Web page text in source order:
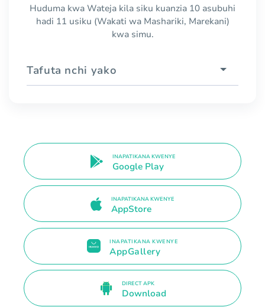
Huduma kwa Wateja kila siku kuanzia 10 asubuhi
hadi 11 usiku (Wakati wa Mashariki, Marekani)
kwa simu.
Tafuta nchi yako
INAPATIKANA KWENYE
Google Play
INAPATIKANA KWENYE
AppStore
INAPATIKANA KWENYE
AppGallery
DIRECT APK
Download